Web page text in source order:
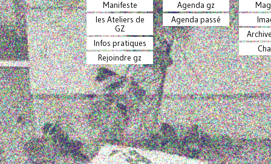
Manifeste
les Ateliers de
GZ
Infos pratiques
Rejoindre gz
Agenda gz
Agenda passé